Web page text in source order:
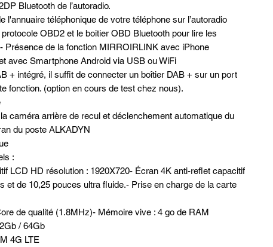
Bluetooth de l’autoradio.
l'annuaire téléphonique de votre téléphone sur l’autoradio
OBD2 et le boitier OBD Bluetooth pour lire les
Présence de la fonction MIRROIRLINK avec iPhone
avec Smartphone Android via USB ou WiFi
+ intégré, il suffit de connecter un boîtier DAB + sur un port
fonction. (option en cours de test chez nous).
caméra arrière de recul et déclenchement automatique du
du poste ALKADYN
:
LCD HD résolution : 1920X720- Écran 4K anti-reflet capacitif
et de 10,25 pouces ultra fluide.- Prise en charge de la carte
de qualité (1.8MHz)- Mémoire vive : 4 go de RAM
/ 64Gb
4G LTE